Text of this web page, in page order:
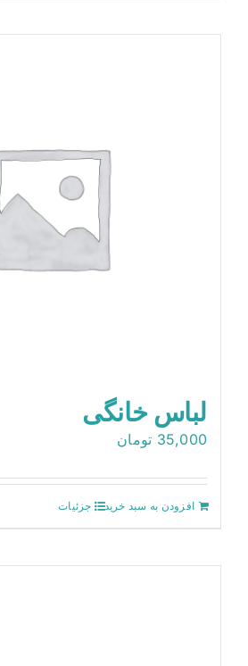
لباس خانگی
35,000 تومان
افزودن به سبد خرید جزئیات